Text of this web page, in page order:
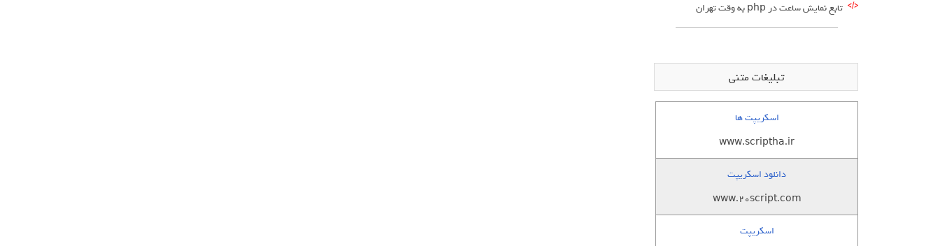
تابع نمایش ساعت در php به وقت تهران
تبلیغات متنی
اسکریپت ها
www.scriptha.ir
دانلود اسکریپت
www.20script.com
اسکریپت